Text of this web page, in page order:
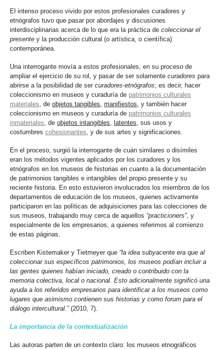
El intenso proceso vivido por estos profesionales curadores y
etnógrafos tuvo que pasar por abordajes y discusiones
interdisciplinarias acerca de lo que era la práctica de coleccionar el
presente y la producción cultural (o artística, o científica)
contemporánea.
Una interrogante movía a estos profesionales, en su proceso de
ampliar el ejercicio de su rol, y pasar de ser solamente curadores para
abrirse a la posibilidad de ser curadores-etnógrafos; es decir, hacer
coleccionismo en museos y curaduría de patrimonios culturales
materiales , de objetos tangibles manifiestos , y también hacer
coleccionismo en museos y curaduría de patrimonios culturales
inmateriales , de objetos intangibles latentes , sus usos y
costumbres cohesionantes , y de sus artes y significaciones.
En el proceso, surgió la interrogante de cuán similares o disímiles
eran los métodos vigentes aplicados por los curadores y los
etnógrafos en los museos de historias en cuanto a la documentación
de patrimonios tangibles e intangibles del propio presente y su
reciente historia. En esto estuvieron involucrados los miembros de los
departamentos de educación de los museos, quienes activamente
participaron en las políticas de adquisiciones para las colecciones de
sus museos, trabajando muy cerca de aquellos “practicioners”, y
especialmente de los empresarios, a quienes referimos al comienzo
de estas páginas.
Escriben Kistemaker y Tietmeyer que “la idea subyacente era que al
coleccionar sus específicos patrimonios, los museos podían incluir a
las gentes quienes habían iniciado, creado o contribuido con la
memoria colectiva, local o nacional. Esto adicionalmente significó una
ayuda a los referidos empresarios para identificar a los museos como
lugares que asimismo contienen sus historias y como forum para el
diálogo intercultural.”(2010, 7).
La importancia de la contextualización
Las autoras parten de un contexto claro: los museos etnográficos